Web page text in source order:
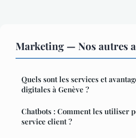
Marketing — Nos autres
Quels sont les services et
digitales à Genève ?
Chatbots : Comment les utiliser
service client ?